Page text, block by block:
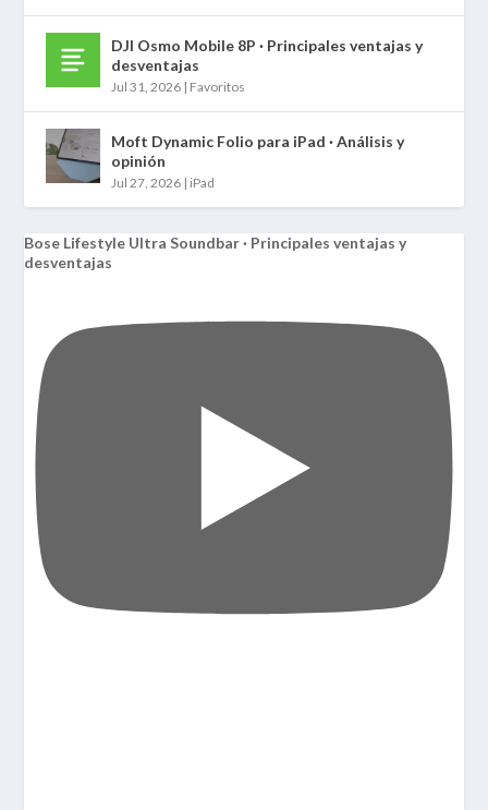
DJI Osmo Mobile 8P · Principales ventajas y
desventajas
Jul 31, 2026 | Favoritos
Moft Dynamic Folio para iPad · Análisis y
opinión
Jul 27, 2026 | iPad
Bose Lifestyle Ultra Soundbar · Principales ventajas y
desventajas